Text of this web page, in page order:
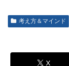
考え方＆マインド
X